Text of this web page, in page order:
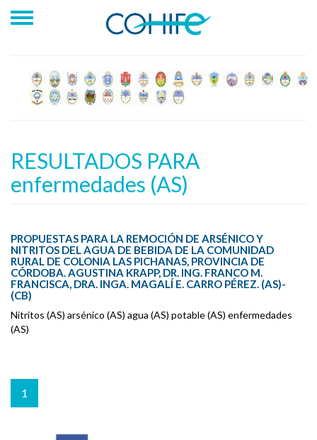
RESULTADOS PARA
enfermedades (AS)
PROPUESTAS PARA LA REMOCIÓN DE ARSÉNICO Y
NITRITOS DEL AGUA DE BEBIDA DE LA COMUNIDAD
RURAL DE COLONIA LAS PICHANAS, PROVINCIA DE
CÓRDOBA. AGUSTINA KRAPP, DR. ING. FRANCO M.
FRANCISCA, DRA. INGA. MAGALÍ E. CARRO PÉREZ. (AS)-
(CB)
Nitritos (AS) arsénico (AS) agua (AS) potable (AS) enfermedades
(AS)
1